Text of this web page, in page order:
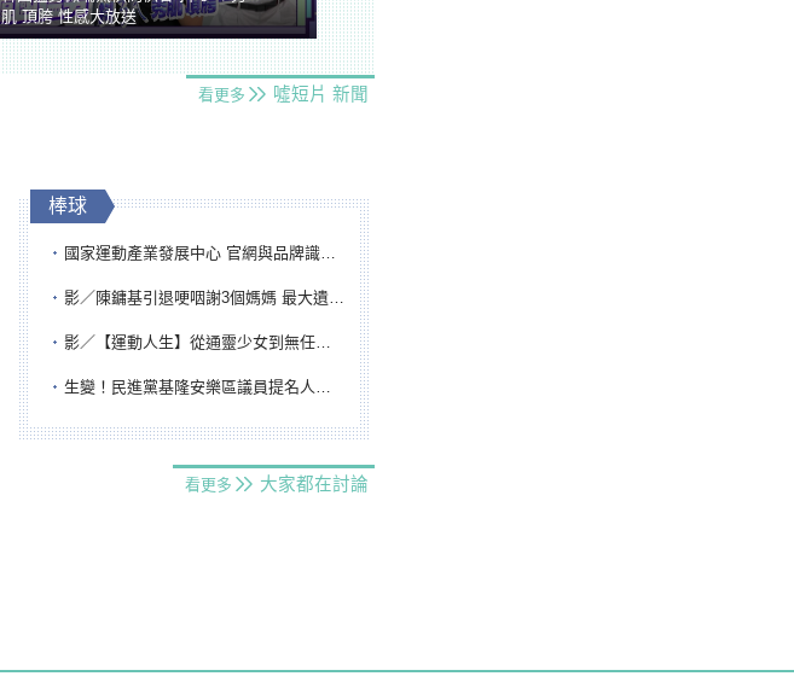
肌 頂胯 性感大放送
看更多 噓短片 新聞
棒球
國家運動產業發展中心 官網與品牌識別標誌重磅啟用
影／陳鏞基引退哽咽謝3個媽媽 最大遺憾無緣大聯盟
影／【運動人生】從通靈少女到無任所大使 劉柏君女裁判人生國際發光
生變！民進黨基隆安樂區議員提名人黃永翔突被除名 將另提他人
看更多 大家都在討論